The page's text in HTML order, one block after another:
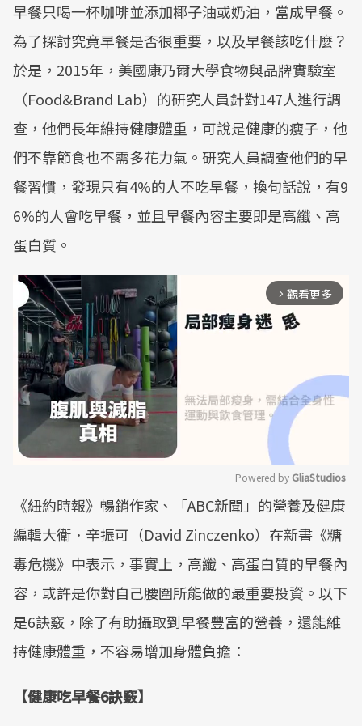
早餐只喝一杯咖啡並添加椰子油或奶油，當成早餐。
為了探討究竟早餐是否很重要，以及早餐該吃什麼？
於是，2015年，美國康乃爾大學食物與品牌實驗室
（Food&Brand Lab）的研究人員針對147人進行調
查，他們長年維持健康體重，可說是健康的瘦子，他
們不靠節食也不需多花力氣。研究人員調查他們的早
餐習慣，發現只有4%的人不吃早餐，換句話說，有9
6%的人會吃早餐，並且早餐內容主要即是高纖、高
蛋白質。
arrow_forward_ios 觀看更多
Mute
Powered by GliaStudios
《紐約時報》暢銷作家、「ABC新聞」的營養及健康
編輯大衛．辛振可（David Zinczenko）在新書《糖
毒危機》中表示，事實上，高纖、高蛋白質的早餐內
容，或許是你對自己腰圍所能做的最重要投資。以下
是6訣竅，除了有助攝取到早餐豐富的營養，還能維
持健康體重，不容易增加身體負擔：
【健康吃早餐6訣竅】